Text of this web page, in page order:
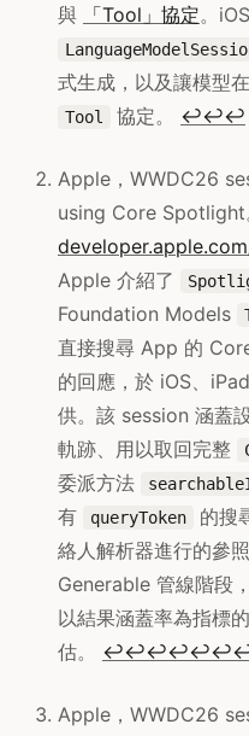
與
「Tool」協定。
式生成，以及讓模型
Tool 協定。 ↩↩↩
Apple，WWDC26
using Core Spotlight
Apple 介紹了
Foundation Models
直接搜尋 App 的
的回應，於 iOS、
供。該 session 涵蓋
軌跡、用以取回完整
委派方法
有
queryToken
的搜
絡人解析器進行的參
Generable 管線階段
以結果涵蓋率為指標
估。 ↩↩↩↩↩↩
Apple，WWDC26